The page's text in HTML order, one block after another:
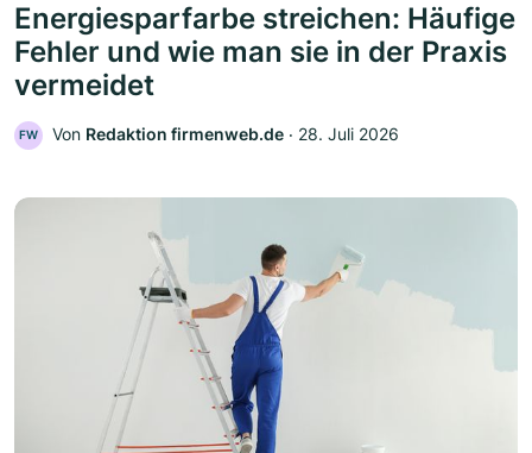
Energiesparfarbe streichen: Häufige
Fehler und wie man sie in der Praxis
vermeidet
FW Von Redaktion firmenweb.de ‧ 28. Juli 2026